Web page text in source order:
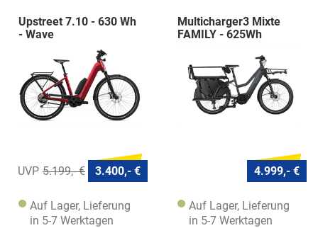
Upstreet 7.10 - 630 Wh
- Wave
5.199,- € 3.400,- €
Auf Lager, Lieferung
in 5-7 Werktagen
Multicharger3 Mixte
FAMILY - 625Wh
4.999,- €
Auf Lager, Lieferung
in 5-7 Werktagen